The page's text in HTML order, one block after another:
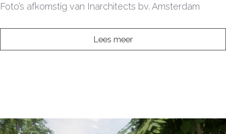
Foto’s afkomstig van Inarchitects bv. Amsterdam
Lees meer